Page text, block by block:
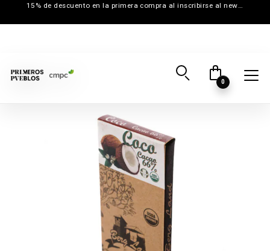
15% de descuento en la primera compra al inscribirse al newsletter
0